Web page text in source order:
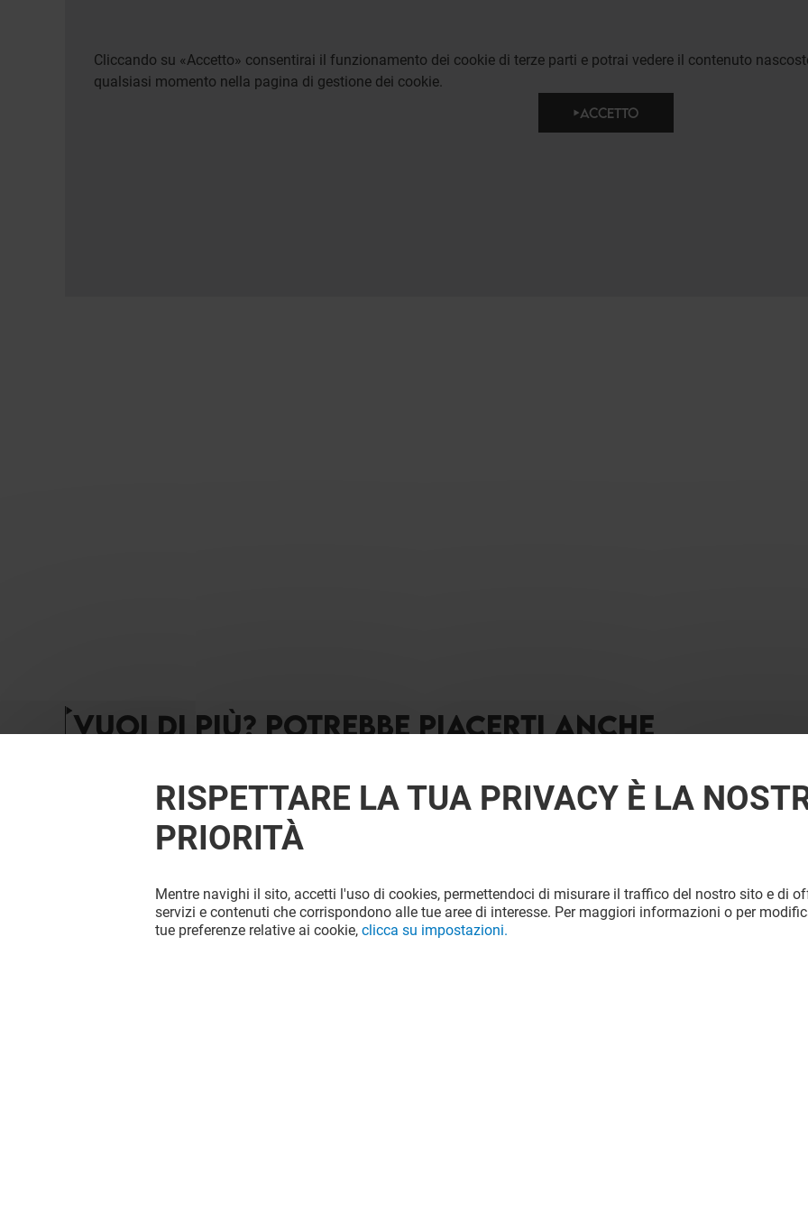
Cliccando su «Accetto» consentirai il funzionamento dei cookie di terze parti e potrai vedere il contenuto
qualsiasi momento nella pagina di gestione dei cookie.
ACCETTO
VUOI DI PIÙ? POTREBBE PIACERTI ANCHE
RISPETTARE LA TUA PRIVACY È LA
PRIORITÀ
Mentre navighi il sito, accetti l'uso di cookies, permettendoci di misurare il traffico del nostro sito e di
servizi e contenuti che corrispondono alle tue aree di interesse. Per maggiori informazioni o per
tue preferenze relative ai cookie, clicca su impostazioni.